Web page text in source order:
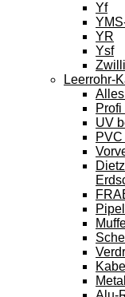
Yf
YR
Ysf
Leerrohr-
UV